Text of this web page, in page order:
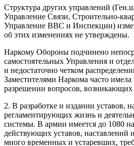
Структура других управлений
Управление Связи, Строительно-
Управление ВВС и Инспекции)
об этих изменениях не утверждены.
Наркому Обороны подчинено
самостоятельных Управления и
и недостаточно четком
Заместителями Наркома часто имела
разрешении вопросов,
2. В разработке и издании уставов,
регламентирующих жизнь и
системы. В армии имеется до 1080
действующих уставов, наставлений
много временных и устаревших,